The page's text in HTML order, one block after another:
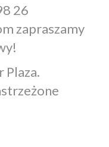
26
zapraszamy
Plaza.